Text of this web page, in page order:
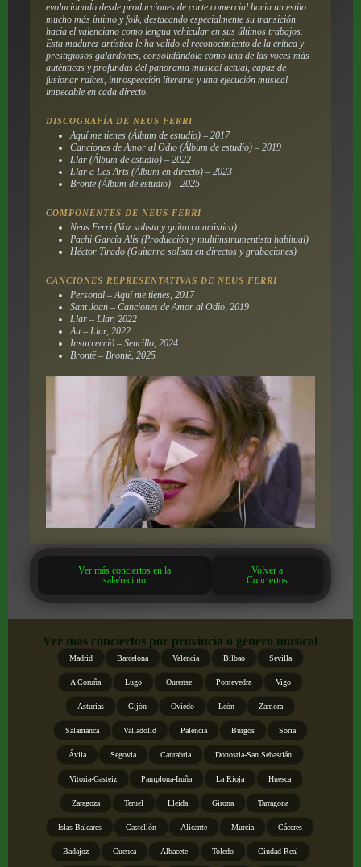
evolucionado desde producciones de corte comercial hacia un estilo
mucho más íntimo y folk, destacando especialmente su transición
hacia el valenciano como lengua vehicular en sus últimos trabajos.
Esta madurez artística le ha valido el reconocimiento de la crítica y
prestigiosos galardones, consolidándola como una de las voces más
auténticas y profundas del panorama musical actual, capaz de
fusionar raíces, introspección literaria y una ejecución musical
impecable en cada directo.
DISCOGRAFÍA DE NEUS FERRI
Aquí me tienes (Álbum de estudio) – 2017
Canciones de Amor al Odio (Álbum de estudio) – 2019
Llar (Álbum de estudio) – 2022
Llar a Les Arts (Álbum en directo) – 2023
Brontë (Álbum de estudio) – 2025
COMPONENTES DE NEUS FERRI
Neus Ferri (Voz solista y guitarra acústica)
Pachi García Alis (Producción y multiinstrumentista habitual)
Héctor Tirado (Guitarra solista en directos y grabaciones)
CANCIONES REPRESENTATIVAS DE NEUS FERRI
Personal – Aquí me tienes, 2017
Sant Joan – Canciones de Amor al Odio, 2019
Llar – Llar, 2022
Au – Llar, 2022
Insurrecció – Sencillo, 2024
Brontë – Brontë, 2025
Ver más conciertos en la
sala/recinto
Volver a
Conciertos
Ver más conciertos por provincia o género musical
Madrid Barcelona Valencia Bilbao Sevilla
A Coruña Lugo Ourense Pontevedra Vigo
Asturias Gijón Oviedo León Zamora
Salamanca Valladolid Palencia Burgos Soria
Ávila Segovia Cantabria Donostia-San Sebastián
Vitoria-Gasteiz Pamplona-Iruña La Rioja Huesca
Zaragoza Teruel Lleida Girona Tarragona
Islas Baleares Castellón Alicante Murcia Cáceres
Badajoz Cuenca Albacete Toledo Ciudad Real